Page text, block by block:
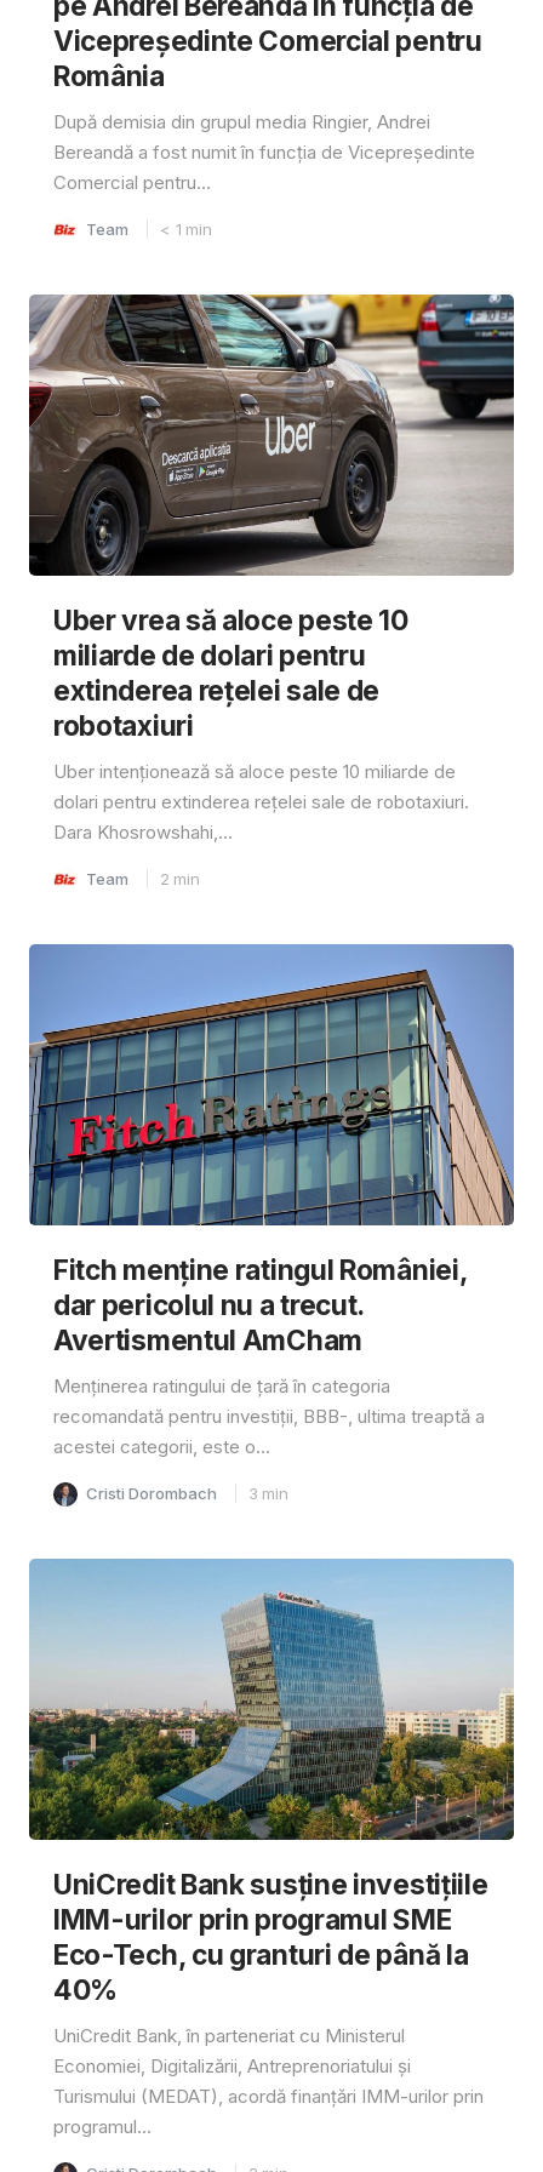
Vicepreședinte Comercial pentru
România
După demisia din grupul media Ringier, Andrei
Bereandă a fost numit în funcția de Vicepreședinte
Comercial pentru...
Team < 1 min
Uber vrea să aloce peste 10
miliarde de dolari pentru
extinderea rețelei sale de
robotaxiuri
Uber intenționează să aloce peste 10 miliarde de
dolari pentru extinderea rețelei sale de robotaxiuri.
Dara Khosrowshahi,...
Team 2 min
Fitch menține ratingul României,
dar pericolul nu a trecut.
Avertismentul AmCham
Menținerea ratingului de țară în categoria
recomandată pentru investiții, BBB-, ultima treaptă a
acestei categorii, este o...
Cristi Dorombach 3 min
UniCredit Bank susține investițiile
IMM-urilor prin programul SME
Eco-Tech, cu granturi de până la
40%
UniCredit Bank, în parteneriat cu Ministerul
Economiei, Digitalizării, Antreprenoriatului și
Turismului (MEDAT), acordă finanțări IMM-urilor prin
programul...